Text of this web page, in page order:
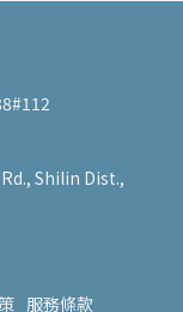
Shilin Dist.,
服務條款